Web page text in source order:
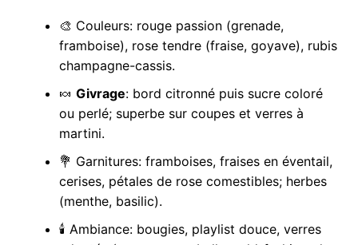
🎨 Couleurs: rouge passion (grenade,
framboise), rose tendre (fraise, goyave), rubis
champagne-cassis.
🍬 Givrage: bord citronné puis sucre coloré
ou perlé; superbe sur coupes et verres à
martini.
💐 Garnitures: framboises, fraises en éventail,
cerises, pétales de rose comestibles; herbes
(menthe, basilic).
🕯️ Ambiance: bougies, playlist douce, verres